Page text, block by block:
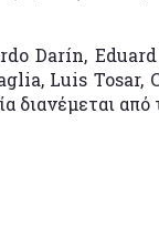
Darín,
Luis Tosar,
διανέμεται